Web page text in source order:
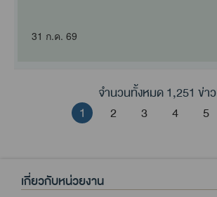
31 ก.ค. 69
จำนวนทั้งหมด 1,251 ข่าว
1
2 3 4 5
เกี่ยวกับหน่วยงาน